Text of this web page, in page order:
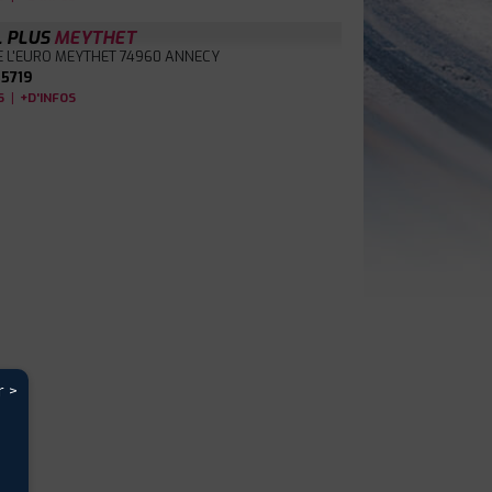
PLUSMEYTHET
L'EURO MEYTHET74960 ANNECY
| +D'INFOS
>